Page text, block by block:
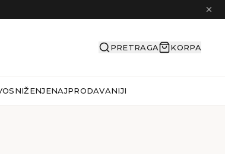
PRETRAGA KORPA
SNIŽENJENAJPRODAVANIJI